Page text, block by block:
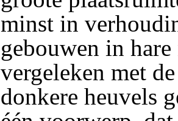
minst in
gebouwen in
vergeleken met
donkere heuvels